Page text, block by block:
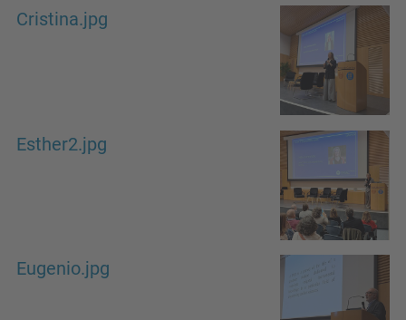
Cristina.jpg
Esther2.jpg
Eugenio.jpg